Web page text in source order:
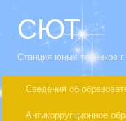
СЮТ
Станция юных техников
Сведения об
Антикоррупционное